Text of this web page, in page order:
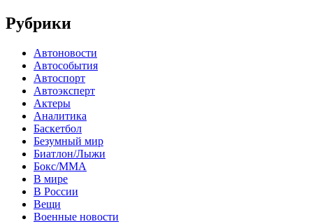
Рубрики
Автоновости
Автособытия
Автоспорт
Автоэксперт
Актеры
Аналитика
Баскетбол
Безумный мир
Биатлон/Лыжи
Бокс/MMA
В мире
В России
Вещи
Военные новости